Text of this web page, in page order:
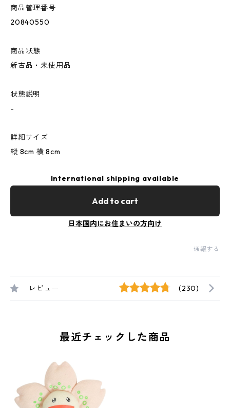
商品管理番号
20840550
商品状態
新古品・未使用品
状態説明
-
詳細サイズ
縦 8cm 横 8cm
International shipping available
Add to cart
日本国内にお住まいの方向け
通報する
レビュー (230)
最近チェックした商品